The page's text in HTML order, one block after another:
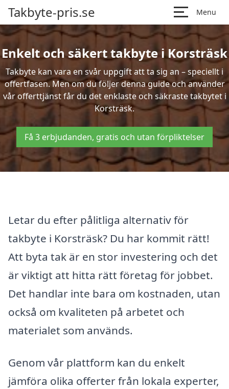
Takbyte-pris.se Menu
Enkelt och säkert takbyte i Korsträsk
Takbyte kan vara en svår uppgift att ta sig an – speciellt i
offertfasen. Men om du följer denna guide och använder
vår offerttjänst får du det enklaste och säkraste takbytet i
Korsträsk.
Få 3 erbjudanden, gratis och utan förpliktelser
Letar du efter pålitliga alternativ för
takbyte i Korsträsk? Du har kommit rätt!
Att byta tak är en stor investering och det
är viktigt att hitta rätt företag för jobbet.
Det handlar inte bara om kostnaden, utan
också om kvaliteten på arbetet och
materialet som används.
Genom vår plattform kan du enkelt
jämföra olika offerter från lokala experter,